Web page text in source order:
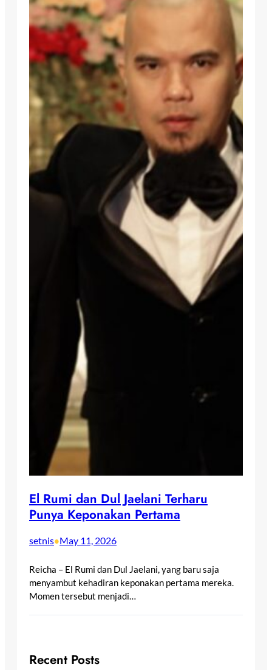
El Rumi dan Dul Jaelani Terharu
Punya Keponakan Pertama
setnis•May 11, 2026
Reicha – El Rumi dan Dul Jaelani, yang baru saja
menyambut kehadiran keponakan pertama mereka.
Momen tersebut menjadi…
Recent Posts